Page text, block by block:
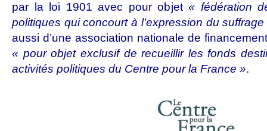
par la loi 1901 avec pour objet« fédération
politiques qui concourt à l’expression du
aussi d’une association nationale de financement
« pour objet exclusif de recueillir les fonds
activités politiques du Centre pour la France ».